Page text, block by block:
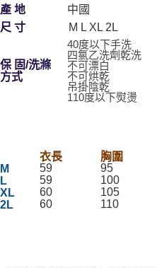
產 地
中國
尺 寸
M L XL 2L
保 固/洗滌
方式
40度以下手洗
四氯乙洗劑乾洗
不可漂白
不可烘乾
吊掛陰乾
110度以下熨燙
衣長 胸圍
M
59 95
L
59 100
XL
60 105
2L
60 110